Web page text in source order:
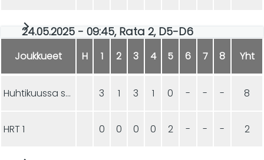
24.05.2025 - 09:45, Rata 2, D5-D6
Joukkueet H 1 2 3 4 5 6 7 8 Yht
Huhtikuussa satais ees räntää 3 1 3 1 0 - - - 8
HRT 1 0 0 0 0 2 - - - 2